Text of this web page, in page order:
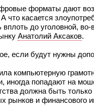
форматы дают
что касается
вплоть до уголовной,
Анатолий Аксаков.
если будут нужны
компьютерную
иногда попадают на
должна быть
и финансового